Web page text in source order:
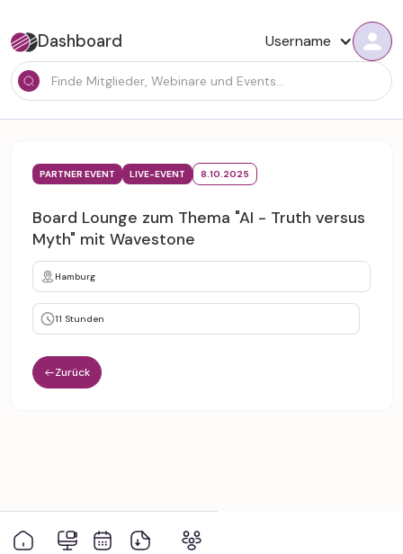
Dashboard Username
PARTNER EVENT LIVE-EVENT 8.10.2025
Board Lounge zum Thema "AI - Truth versus
Myth" mit Wavestone
Hamburg
11 Stunden
Zurück